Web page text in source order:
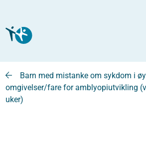
Barn med mistanke om sykdom i
omgivelser/fare for amblyopiutvikling
uker)